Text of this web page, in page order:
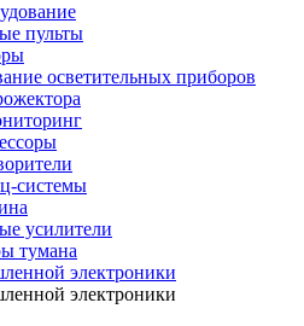
пульты
осветительных приборов
системы
усилители
тумана
электроники
электроники